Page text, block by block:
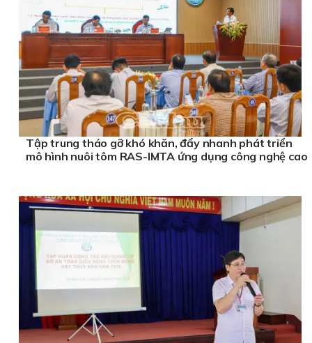
Tập trung tháo gỡ khó khăn, đẩy nhanh phát triển
mô hình nuôi tôm RAS-IMTA ứng dụng công nghệ cao